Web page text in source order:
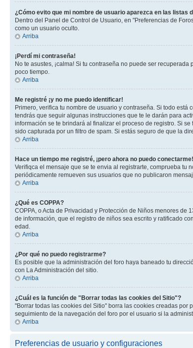
¿Cómo evito que mi nombre de usuario aparezca en las listas
Dentro del Panel de Control de Usuario, en "Preferencias de
como un usuario oculto.
Arriba
¡Perdí mi contraseña!
No te asustes, ¡calma! Si tu contraseña no puede ser
poco tiempo.
Arriba
Me registré ¡y no me puedo identificar!
Primero, verifica tu nombre de usuario y contraseña. Si todo
tendrás que seguir algunas instrucciones que te le darán para
información se te brindará al finalizar el proceso de registro. Si
sido capturada por un filtro de spam. Si estás seguro de que la
Arriba
Hace un tiempo me registré, ¡pero ahora no puedo conectarme!
Verifiqca el mensaje que se te envia al registrarte, comprueba tu
periódicamente remueven sus usuarios que no publicaron
Arriba
¿Qué es COPPA?
COPPA, o Acta de Privacidad y Protección de Niños menores
de información, que el registro de niños sea escrito y ratificado
edad.
Arriba
¿Por qué no puedo registrarme?
Es posible que la administración del foro haya baneado tu
con La Administración del sitio.
Arriba
¿Cuál es la función de "Borrar todas las cookies del Sitio"?
"Borrar todas las cookies del Sitio" borra las cookies creadas por
seguimiento de la navegación del foro por el usuario si la
Arriba
Preferencias de usuario y configuraciones